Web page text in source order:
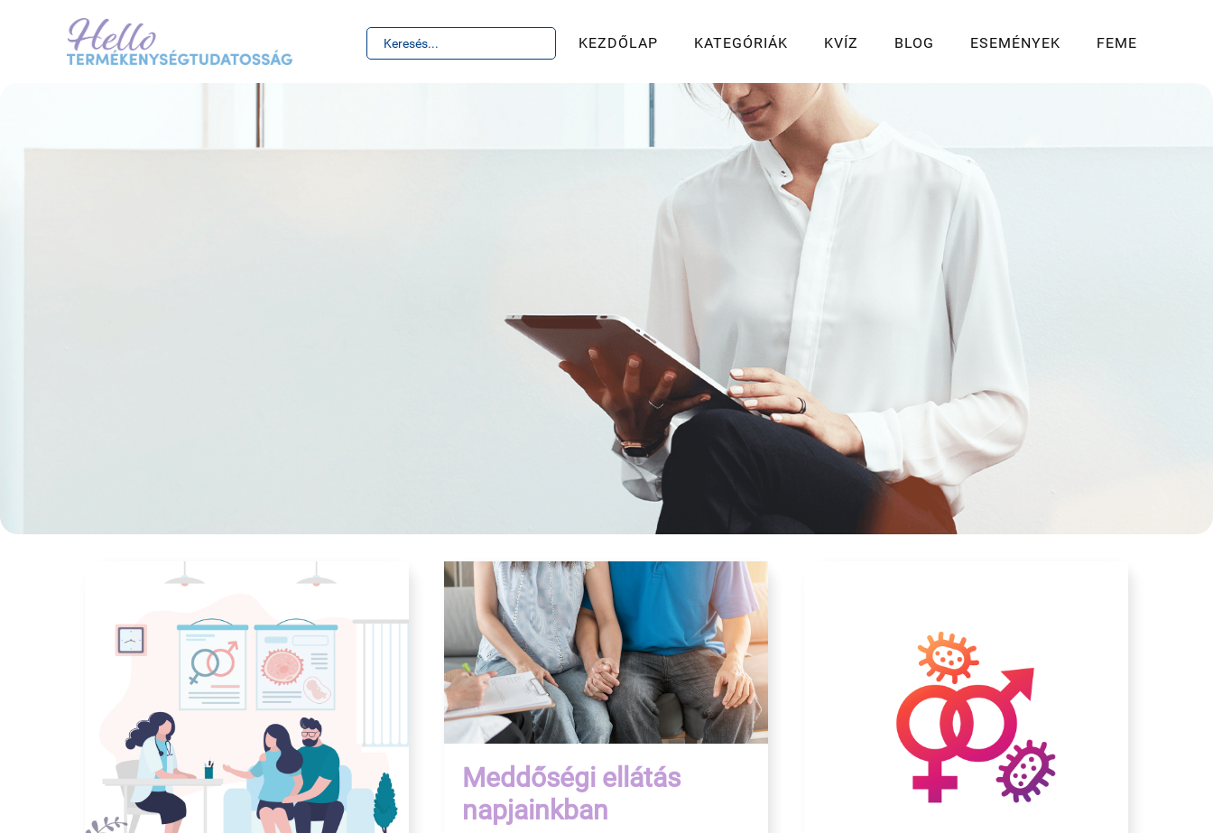
KEZDŐLAP KATEGÓRIÁK KVÍZ BLOG ESEMÉNYEK FEME
Meddőségi ellátás
napjainkban